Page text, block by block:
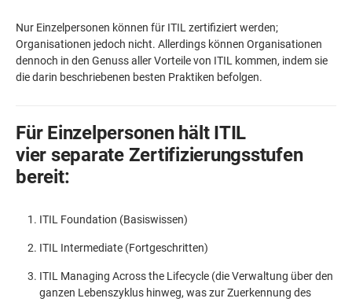
Nur Einzelpersonen können für ITIL zertifiziert werden;
Organisationen jedoch nicht. Allerdings können Organisationen
dennoch in den Genuss aller Vorteile von ITIL kommen, indem sie
die darin beschriebenen besten Praktiken befolgen.
Für Einzelpersonen hält ITIL
vier separate Zertifizierungsstufen
bereit:
ITIL Foundation (Basiswissen)
ITIL Intermediate (Fortgeschritten)
ITIL Managing Across the Lifecycle (die Verwaltung über den
ganzen Lebenszyklus hinweg, was zur Zuerkennung des